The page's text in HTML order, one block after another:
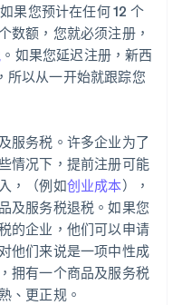
如果您预计在任何 12 个
数额，您就必须注册，
。如果您延迟注册，新西
所以从一开始就跟踪您
服务税。许多企业为了
情况下，提前注册可能
，（例如创业成本），
及服务税退税。如果您
的企业，他们可以申请
他们来说是一项中性成
拥有一个商品及服务税
、更正规。